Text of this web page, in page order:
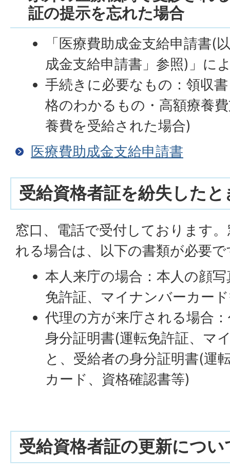
証の提示を忘れた場合
「医療費助成金支給申請書(
成金支給申請書」参照)」に
手続きに必要なもの：領収
格のわかるもの・高額療養
養費を受給された場合)
医療費助成金支給申請書
受給資格者証を紛失したと
窓口、電話で受付しております
れる場合は、以下の書類が必要
本人来庁の場合：本人の顔
免許証、マイナンバーカー
代理の方が来庁される場合
身分証明書(運転免許証、マ
と、受給者の身分証明書(運
カード、資格確認書等)
受給資格者証の更新につい